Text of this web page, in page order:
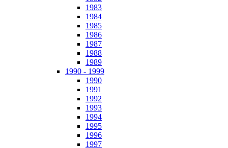
1983
1984
1985
1986
1987
1988
1989
1990 - 1999
1990
1991
1992
1993
1994
1995
1996
1997